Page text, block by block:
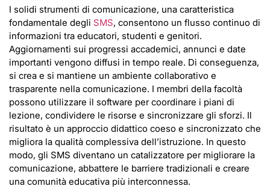
I solidi strumenti di comunicazione, una caratteristica
fondamentale degli SMS, consentono un flusso continuo di
informazioni tra educatori, studenti e genitori.
Aggiornamenti sui progressi accademici, annunci e date
importanti vengono diffusi in tempo reale. Di conseguenza,
si crea e si mantiene un ambiente collaborativo e
trasparente nella comunicazione. I membri della facoltà
possono utilizzare il software per coordinare i piani di
lezione, condividere le risorse e sincronizzare gli sforzi. Il
risultato è un approccio didattico coeso e sincronizzato che
migliora la qualità complessiva dell’istruzione. In questo
modo, gli SMS diventano un catalizzatore per migliorare la
comunicazione, abbattere le barriere tradizionali e creare
una comunità educativa più interconnessa.